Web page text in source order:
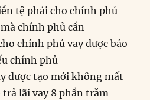
tệ phải cho chính phủ
chính phủ cần
chính phủ vay được bảo
chính phủ
được tạo mới không mất
lãi vay 8 phần trăm